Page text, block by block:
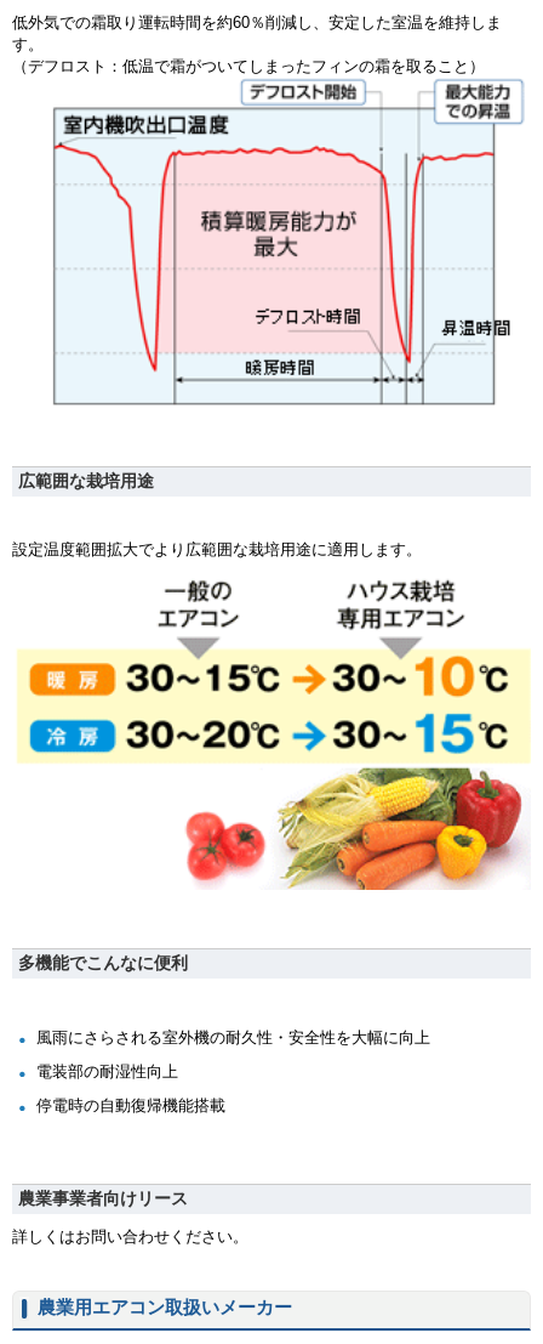
低外気での霜取り運転時間を約60％削減し、安定した室温を維持しま
す。
（デフロスト：低温で霜がついてしまったフィンの霜を取ること）
広範囲な栽培用途
設定温度範囲拡大でより広範囲な栽培用途に適用します。
多機能でこんなに便利
風雨にさらされる室外機の耐久性・安全性を大幅に向上
電装部の耐湿性向上
停電時の自動復帰機能搭載
農業事業者向けリース
詳しくはお問い合わせください。
農業用エアコン取扱いメーカー